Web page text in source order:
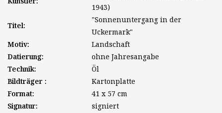
1943)
Titel:
"Sonnenuntergang in der
Uckermark"
Motiv:
Landschaft
Datierung:
ohne Jahresangabe
Technik:
Öl
Bildträger :
Kartonplatte
Format:
41 x 57 cm
Signatur:
signiert